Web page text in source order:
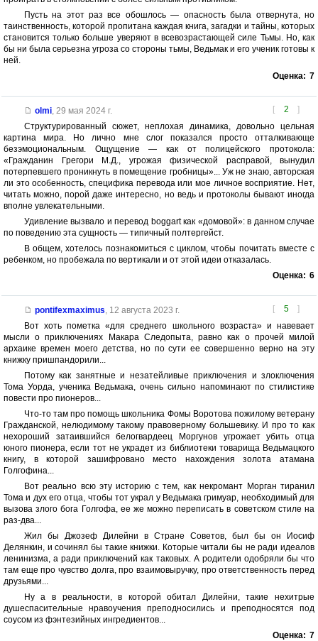
Пусть на этот раз все обошлось — опасность была отвернута, но
таинственность, которой пропитана каждая книга, загадки и тайны, которых
становится только больше уверяют в всевозрастающей силе Тьмы. Но, как
бы ни была серьезна угроза со стороны тьмы, Ведьмак и его ученик готовы к
ней.
Оценка: 7
[ 2 ]
olmi, 29 мая 2024 г.
Структурированный сюжет, неплохая динамика, довольно цельная
картина мира. Но лично мне слог показался просто отталкивающе
безэмоциональным. Ощущение — как от полицейского протокола:
«Гражданин Грегори М.Д., угрожая физической расправой, вынудил
потерпевшего проникнуть в помещение гробницы»... Уж не знаю, авторская
ли это особенность, специфика перевода или мое личное восприятие. Нет,
читать можно, порой даже интересно, но ведь и протоколы бывают иногда
вполне увлекательными.
Удивление вызвало и перевод boggart как «домовой»: в данном случае
по поведению эта сущность — типичный полтергейст.
В общем, хотелось познакомиться с циклом, чтобы почитать вместе с
ребенком, но пробежала по вертикали и от этой идеи отказалась.
Оценка: 6
[ 5 ]
pontifexmaximus 12 августа 2023 г.
Вот хоть пометка «для среднего школьного возраста» и навевает
мысли о приключениях Макара Следопыта, равно как о прочей милой
архаике времен моего детства, но по сути ее совершенно верно на эту
книжку пришпандорили...
Потому как занятные и незатейливые приключения и злоключения
Тома Уорда, ученика Ведьмака, очень сильно напоминают по стилистике
повести про пионеров...
Что-то там про помощь школьника Фомы Воротова пожилому ветерану
Гражданской, нелюдимому такому правоверному большевику. И про то как
нехороший затаившийся белогвардеец Моргунов угрожает убить отца
юного пионера, если тот не украдет из библиотеки товарища Ведьмацкого
книгу, в которой зашифровано место нахождения золота атамана
Голгофина...
Вот реально всю эту историю с тем, как некромант Морган тиранил
Тома и дух его отца, чтобы тот украл у Ведьмака гримуар, необходимый для
вызова злого бога Голгофа, ее же можно переписать в советском стиле на
раз-два...
Жил бы Джозеф Дилейни в Стране Советов, был бы он Иосиф
Делянкин, и сочинял бы такие книжки. Которые читали бы не ради идеалов
ленинизма, а ради приключений как таковых. А родители одобряли бы что
там еще про чувство долга, про взаимовыручку, про ответственность перед
друзьями...
Ну а в реальности, в которой обитал Дилейни, такие нехитрые
душеспасительные нравоучения преподносились и преподносятся под
соусом из фэнтезийных ингредиентов...
Оценка: 7